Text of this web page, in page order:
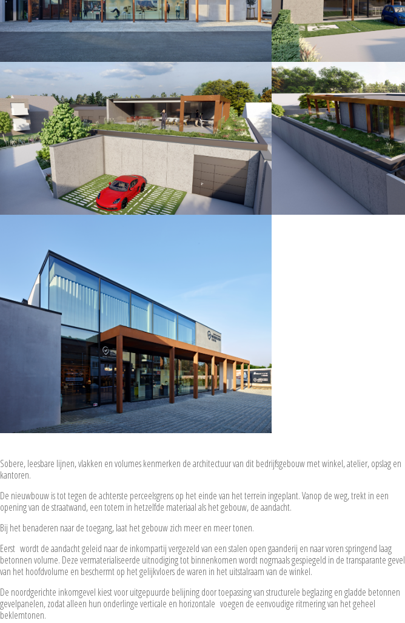
Sobere, leesbare lijnen, vlakken en volumes kenmerken de architectuur van dit bedrijfsgebouw met winkel, atelier, opslag en
kantoren.
De nieuwbouw is tot tegen de achterste perceelsgrens op het einde van het terrein ingeplant. Vanop de weg, trekt in een
opening van de straatwand, een totem in hetzelfde materiaal als het gebouw, de aandacht.
Bij het benaderen naar de toegang, laat het gebouw zich meer en meer tonen.
Eerst wordt de aandacht geleid naar de inkompartij vergezeld van een stalen open gaanderij en naar voren springend laag
betonnen volume. Deze vermaterialiseerde uitnodiging tot binnenkomen wordt nogmaals gespiegeld in de transparante gevel
van het hoofdvolume en beschermt op het gelijkvloers de waren in het uitstalraam van de winkel.
De noordgerichte inkomgevel kiest voor uitgepuurde belijning door toepassing van structurele beglazing en gladde betonnen
gevelpanelen, zodat alleen hun onderlinge verticale en horizontale voegen de eenvoudige ritmering van het geheel
beklemtonen.